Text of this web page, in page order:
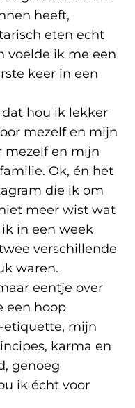
heeft,
eten echt
voelde ik me een
keer in een
hou ik lekker
mezelf en mijn
mezelf en mijn
Ok, én het
die ik om
meer wist wat
in een week
verschillende
waren.
eentje over
een hoop
etiquette, mijn
karma en
genoeg
ik écht voor